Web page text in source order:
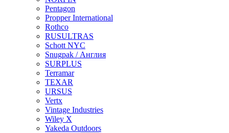
Pentagon
Propper International
Rothco
RUSULTRAS
Schott NYC
Snugpak / Англия
SURPLUS
Terramar
TEXAR
URSUS
Vertx
Vintage Industries
Wiley X
Yakeda Outdoors